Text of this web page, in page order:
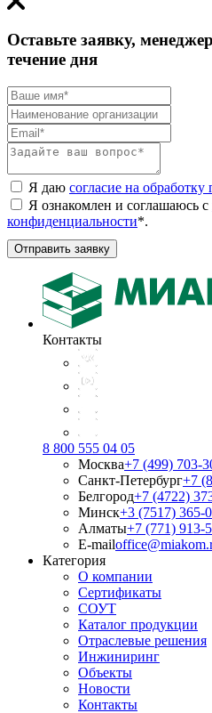
Оставьте заявку,
течение дня
Я даю согласие на
Я ознакомлен и соглашаюсь с
конфиденциальности*.
Отправить заявку
Контакты
8 800 555 04 05
Москва+7 (499) 703-
Санкт-Петербург+7
Белгород+7 (4722)
Минск+3 (7517) 365-
Алматы+7 (771) 913-
E-mail
Категория
О компании
Сертификаты
СОУТ
Каталог продукции
Отраслевые решения
Инжиниринг
Объекты
Новости
Контакты